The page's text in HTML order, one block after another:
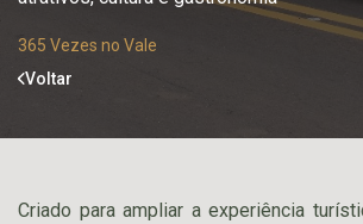
365 Vezes no Vale
Voltar
Criado para ampliar a experiência